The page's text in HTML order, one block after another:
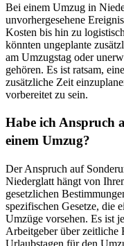
Bei einem Umzug in
unvorhergesehene
Kosten bis hin zu
könnten ungeplante
am Umzugstag oder
gehören. Es ist ratsam,
zusätzliche Zeit
vorbereitet zu sein.
Habe ich Anspruch
einem Umzug?
Der Anspruch auf
Niederglatt hängt von
gesetzlichen
spezifischen Gesetze, die
Umzüge vorsehen. Es ist
Arbeitgeber über
Urlaubstagen für den